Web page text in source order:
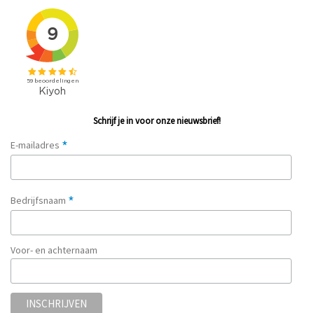
Schrijf je in voor onze nieuwsbrief!
E-mailadres *
Bedrijfsnaam *
Voor- en achternaam